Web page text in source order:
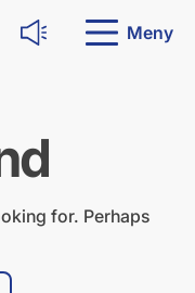
Läs upp Meny
for. Perhaps